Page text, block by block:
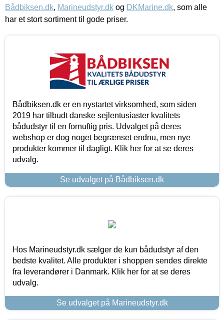
Bådbiksen.dk, Marineudstyr.dk og DKMarine.dk, som alle
har et stort sortiment til gode priser.
Bådbiksen.dk er en nystartet virksomhed, som siden
2019 har tilbudt danske sejlentusiaster kvalitets
bådudstyr til en fornuftig pris. Udvalget på deres
webshop er dog noget begrænset endnu, men nye
produkter kommer til dagligt. Klik her for at se deres
udvalg.
Se udvalget på Bådbiksen.dk
Hos Marineudstyr.dk sælger de kun bådudstyr af den
bedste kvalitet. Alle produkter i shoppen sendes direkte
fra leverandører i Danmark. Klik her for at se deres
udvalg.
Se udvalget på Marineudstyr.dk